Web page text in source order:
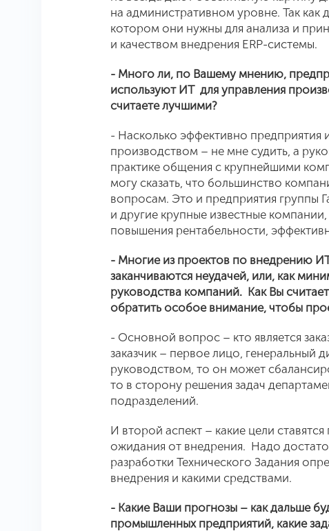
на административном уровне. Так как
котором они нужны для анализа и
и качеством внедрения ERP-системы.
- Много ли, по Вашему мнению,
используют ИТ для управления
считаете лучшими?
- Насколько эффективно предприятия
производством – не мне судить, а
практике общения с крупнейшими
могу сказать, что большинство
вопросам. Это и предприятия группы
и другие крупные известные
повышения рентабельности,
- Многие из проектов по внедрению
заканчиваются неудачей, или, как
руководства компаний. Как Вы
обратить особое внимание, чтобы
- Основной вопрос – кто является
заказчик – первое лицо, генеральный
руководством, то он может
то в сторону решения задач
подразделений.
И второй аспект – какие цели
ожидания от внедрения. Надо
разработки Технического Задания
внедрения и какими средствами.
- Какие Ваши прогнозы – как дальше
промышленных предприятий, какие